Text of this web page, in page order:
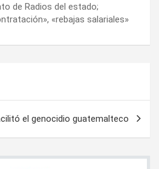
de Radios del estado;
«rebajas salariales»
el genocidio guatemalteco